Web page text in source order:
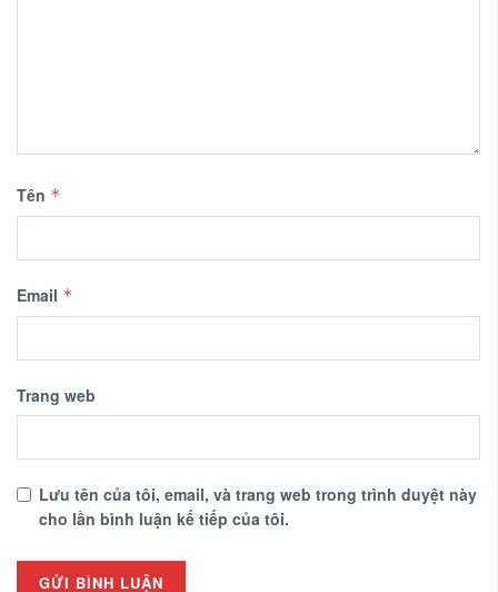
Tên *
Email *
Trang web
Lưu tên của tôi, email, và trang web trong trình duyệt này
cho lần bình luận kế tiếp của tôi.